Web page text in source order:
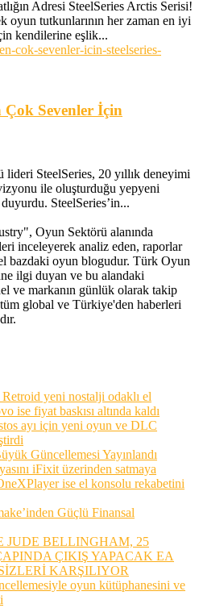
Adresi SteelSeries Arctis Serisi!
oyun tutkunlarının her zaman en iyi
kendilerine eşlik...
Çok Sevenler İçin
SteelSeries, 20 yıllık deneyimi
ile oluşturduğu yepyeni
SteelSeries’in...
Oyun Sektörü alanında
inceleyerek analiz eden, raporlar
bazdaki oyun blogudur. Türk Oyun
ilgi duyan ve bu alandaki
ve markanın günlük olarak takip
global ve Türkiye'den haberleri
yeni nostalji odaklı el
ise fiyat baskısı altında kaldı
ayı için yeni oyun ve DLC
Güncellemesi Yayınlandı
iFixit üzerinden satmaya
ise el konsolu rekabetini
Güçlü Finansal
JUDE BELLINGHAM, 25
ÇIKIŞ YAPACAK EA
KARŞILIYOR
oyun kütüphanesini ve